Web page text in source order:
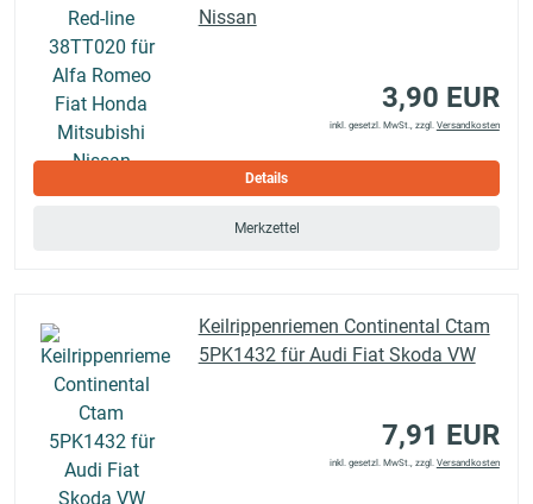
Nissan
3,90 EUR
inkl. gesetzl. MwSt., zzgl. Versandkosten
Details
Merkzettel
Keilrippenriemen Continental Ctam
5PK1432 für Audi Fiat Skoda VW
7,91 EUR
inkl. gesetzl. MwSt., zzgl. Versandkosten